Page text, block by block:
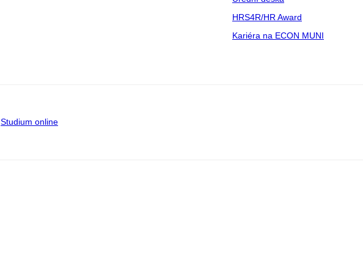
HRS4R/HR Award
Kariéra na ECON MUNI
Studium online